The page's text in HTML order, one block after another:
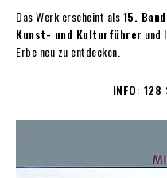
Das Werk erscheint als15.
Kunst- und Kulturführer und
Erbe neu zu entdecken.
INFO: